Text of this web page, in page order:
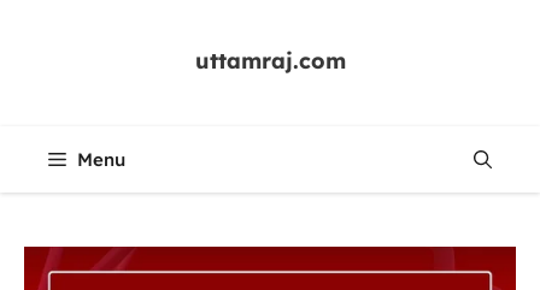
uttamraj.com
Menu